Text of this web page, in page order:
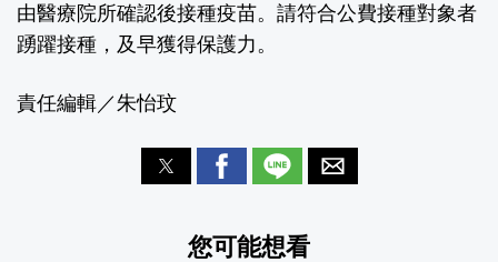
由醫療院所確認後接種疫苗。請符合公費接種對象者
踴躍接種，及早獲得保護力。
責任編輯／朱怡玟
您可能想看